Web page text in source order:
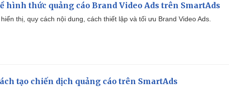
hình thức quảng cáo Brand Video Ads trên SmartAds
thị, quy cách nội dung, cách thiết lập và tối ưu Brand Video Ads.
tạo chiến dịch quảng cáo trên SmartAds